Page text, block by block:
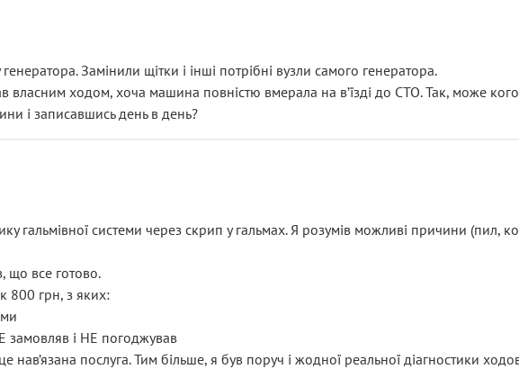
Замінили щітки і інші потрібні вузли самого генератора.
власним ходом, хоча машина повністю вмерала на вʼїзді до СТО. Так, може
і записавшись день в день?
гальмівної системи через скрип у гальмах. Я розумів можливі причини (пил,
що все готово.
800 грн, з яких:
замовляв і НЕ погоджував
нав’язана послуга. Тим більше, я був поруч і жодної реальної діагностики